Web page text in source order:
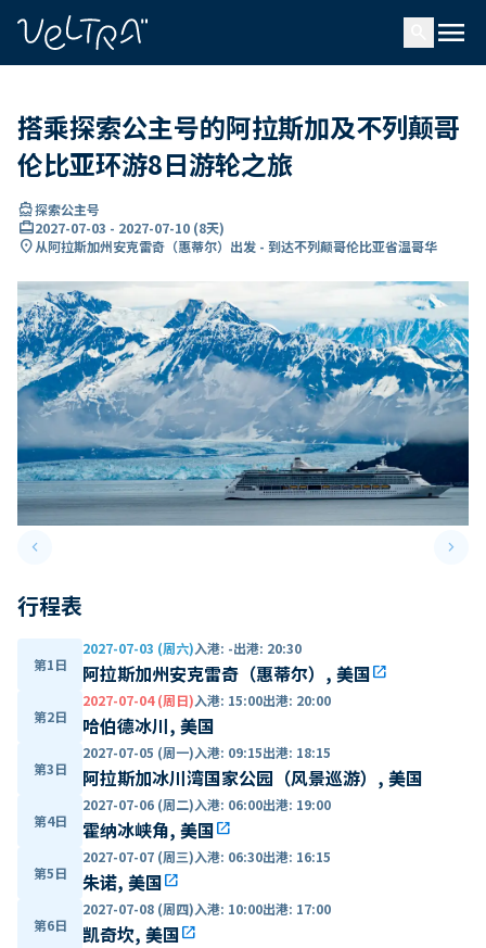
menu
搭乘探索公主号的阿拉斯加及不列颠哥
伦比亚环游8日游轮之旅
directions_boat探索公主号
card_travel2027-07-03 - 2027-07-10 (8天)
location_on从阿拉斯加州安克雷奇（惠蒂尔）出发 - 到达不列颠哥伦比亚省温哥华
keyboard_arrow_leftPrevious slide keyboard_arrow_right
行程表
第1日
2027-07-03 (周六)入港: -出港: 20:30
阿拉斯加州安克雷奇（惠蒂尔）, 美国open_in_new
第2日
2027-07-04 (周日)入港: 15:00出港: 20:00
哈伯德冰川, 美国
第3日
2027-07-05 (周一)入港: 09:15出港: 18:15
阿拉斯加冰川湾国家公园（风景巡游）, 美国
第4日
2027-07-06 (周二)入港: 06:00出港: 19:00
霍纳冰峡角, 美国open_in_new
第5日
2027-07-07 (周三)入港: 06:30出港: 16:15
朱诺, 美国open_in_new
第6日
2027-07-08 (周四)入港: 10:00出港: 17:00
凯奇坎, 美国open_in_new